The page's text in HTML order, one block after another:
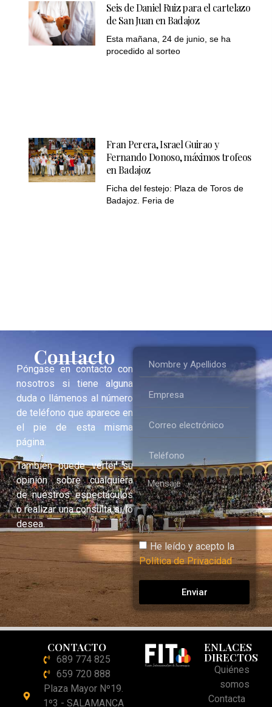
Seis de Daniel Ruiz para el cartelazo
de San Juan en Badajoz
Esta mañana, 24 de junio, se ha
procedido al sorteo
Fran Perera, Israel Guirao y
Fernando Donoso, máximos trofeos
en Badajoz
Ficha del festejo: Plaza de Toros de
Badajoz. Feria de
Contacto
Póngase en contacto con
nosotros si tiene alguna
duda o llámenos al número
de teléfono que aparece en
el pie de esta misma
página.
También puede verter su
opinión sobre cualquiera
de nuestros espectáculos
o realizar una consulta si lo
desea.
He leído y acepto la
Política de Privacidad
Enviar
CONTACTO
689 774 825
659 720 888
Plaza Mayor Nº19.
1º3 - SALAMANCA
ENLACES
DIRECTOS
Quiénes
somos
Contacta